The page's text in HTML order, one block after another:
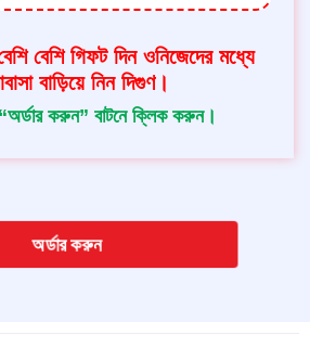
বেশি গিফট দিন ওনিজেদের মধ্যে
বাড়িয়ে নিন দিগুণ।
করুন” বাটনে ক্লিক করুন।
অর্ডার করুন